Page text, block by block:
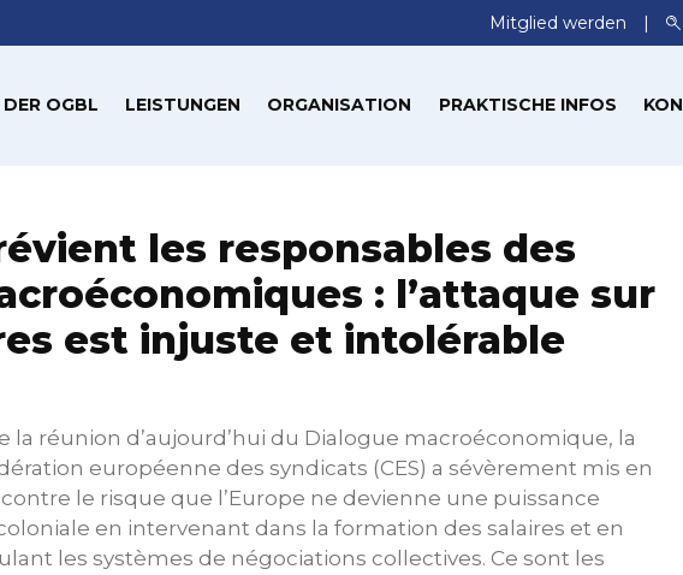
Mitglied werden
DER OGBL LEISTUNGEN ORGANISATION PRAKTISCHE INFOS
les responsables des
: l’attaque sur
est injuste et intolérable
la réunion d’aujourd’hui du Dialogue macroéconomique, la
européenne des syndicats (CES) a sévèrement mis en
le risque que l’Europe ne devienne une puissance
en intervenant dans la formation des salaires et en
les systèmes de négociations collectives. Ce sont les